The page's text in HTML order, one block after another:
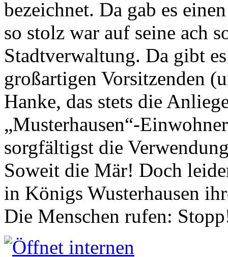
bezeichnet. Da gab es
so stolz war auf seine ach
Stadtverwaltung. Da gibt
großartigen Vorsitzenden
Hanke, das stets die
„Musterhausen“-
sorgfältigst die
Soweit die Mär! Doch
in Königs Wusterhausen
Die Menschen rufen: